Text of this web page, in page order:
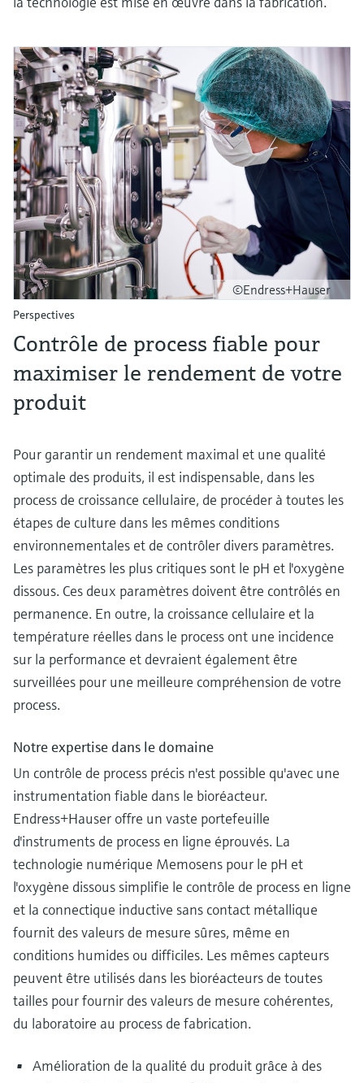
©Endress+Hauser
Perspectives
Contrôle de process fiable pour
maximiser le rendement de votre
produit
Pour garantir un rendement maximal et une qualité
optimale des produits, il est indispensable, dans les
process de croissance cellulaire, de procéder à toutes les
étapes de culture dans les mêmes conditions
environnementales et de contrôler divers paramètres.
Les paramètres les plus critiques sont le pH et l'oxygène
dissous. Ces deux paramètres doivent être contrôlés en
permanence. En outre, la croissance cellulaire et la
température réelles dans le process ont une incidence
sur la performance et devraient également être
surveillées pour une meilleure compréhension de votre
process.
Notre expertise dans le domaine
Un contrôle de process précis n'est possible qu'avec une
instrumentation fiable dans le bioréacteur.
Endress+Hauser offre un vaste portefeuille
d'instruments de process en ligne éprouvés. La
technologie numérique Memosens pour le pH et
l'oxygène dissous simplifie le contrôle de process en ligne
et la connectique inductive sans contact métallique
fournit des valeurs de mesure sûres, même en
conditions humides ou difficiles. Les mêmes capteurs
peuvent être utilisés dans les bioréacteurs de toutes
tailles pour fournir des valeurs de mesure cohérentes,
du laboratoire au process de fabrication.
Amélioration de la qualité du produit grâce à des